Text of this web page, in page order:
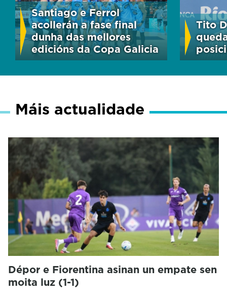
Santiago e Ferrol
acollerán a fase final
dunha das mellores
edicións da Copa Galicia
Tito
Máis actualidade
Dépor e Fiorentina asinan un empate sen
moita luz (1-1)